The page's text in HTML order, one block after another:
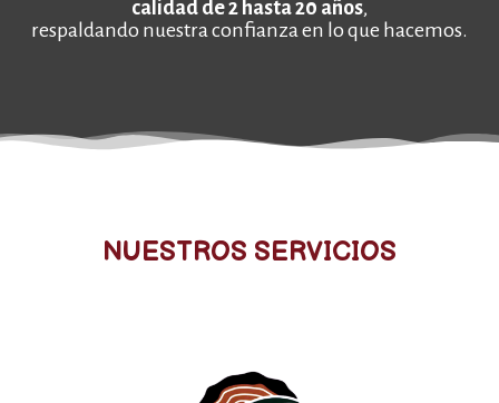
calidad de 2 hasta 20 años,
respaldando nuestra confianza en lo que hacemos.
NUESTROS SERVICIOS